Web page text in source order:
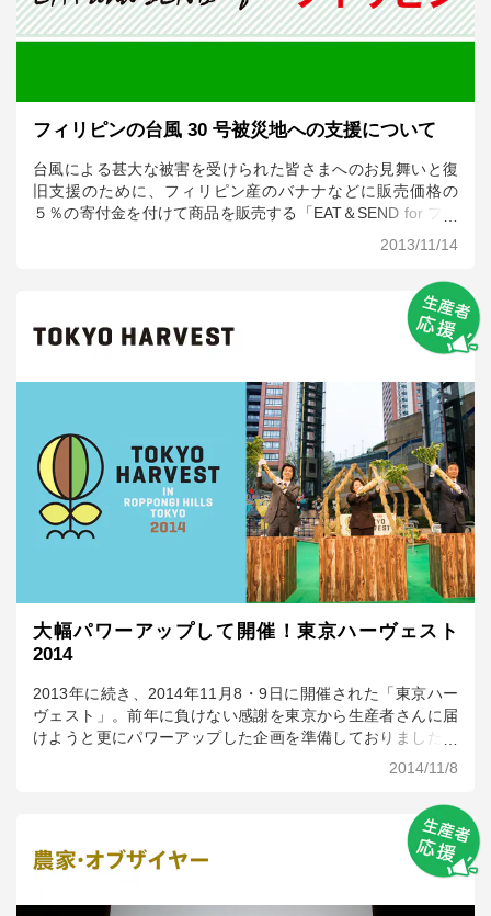
フィリピンの台風 30 号被災地への支援について
台風による甚大な被害を受けられた皆さまへのお見舞いと復
旧支援のために、フィリピン産のバナナなどに販売価格の
５％の寄付金を付けて商品を販売する「EAT＆SEND for フィ
リピン」を11月14日（木）より開始します。 寄付金は、現地
す。フィリピンは南国のためトロピカルフルーツが豊富にあ
り、当社でも有機や特別栽培でこだわって生産しているバナ
ナ、パイナップル、マンゴーなど、多くのフィリピン産商品
を販売しております。 当社にとってフィリピンは大切な生産
回の寄付を決定いたしました。
2013/11/14
大幅パワーアップして開催！東京ハーヴェスト
2014
2013年に続き、2014年11月8・9日に開催された「東京ハー
ヴェスト」。前年に負けない感謝を東京から生産者さんに届
けようと更にパワーアップした企画を準備しておりました。
前年につづきオープニング恒例のテープカットならぬ、「大
二郎（カフェ・カンパニー株式会社 代表取締役社長）・当社
代表の高島宏平両実行委員長に登壇いただきました。2日間の
開催では昨年の26,000名を上回る35,000名の方にご来場いた
だけました。
2014/11/8